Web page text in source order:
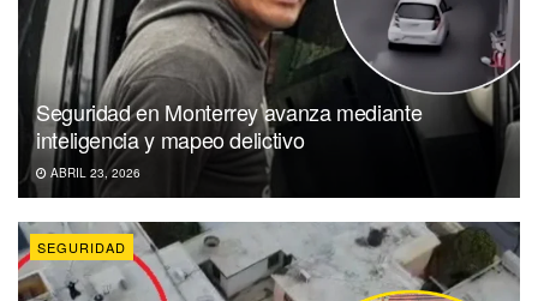
Seguridad en Monterrey avanza mediante
inteligencia y mapeo delictivo
ABRIL 23, 2026
SEGURIDAD